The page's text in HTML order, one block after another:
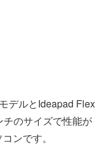
デルとIdeapad Flex
のサイズで性能が
ンです。